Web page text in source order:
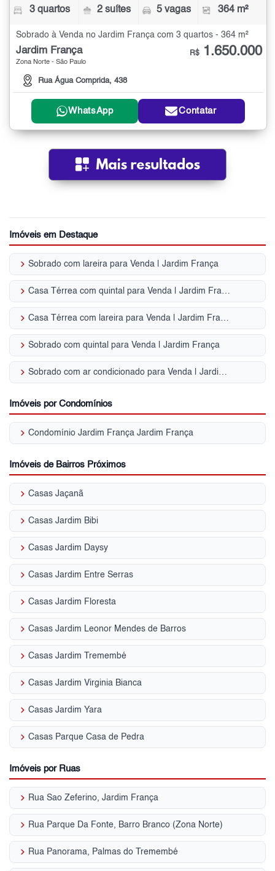
3 quartos 2 suítes 5 vagas 364 m²
Sobrado à Venda no Jardim França com 3 quartos - 364 m²
Jardim França
Zona Norte - São Paulo
Rua Água Comprida, 438
R$ 1.650.000
WhatsApp Contatar
Imóveis em Destaque
keyboard_arrow_right Sobrado com lareira para Venda | Jardim França
keyboard_arrow_right Casa Térrea com quintal para Venda | Jardim França
keyboard_arrow_right Casa Térrea com lareira para Venda | Jardim França
keyboard_arrow_right Sobrado com quintal para Venda | Jardim França
keyboard_arrow_right Sobrado com ar condicionado para Venda | Jardim França
Imóveis por Condomínios
keyboard_arrow_right Condomínio Jardim França Jardim França
Imóveis de Bairros Próximos
keyboard_arrow_right Casas Jaçanã
keyboard_arrow_right Casas Jardim Bibi
keyboard_arrow_right Casas Jardim Daysy
keyboard_arrow_right Casas Jardim Entre Serras
keyboard_arrow_right Casas Jardim Floresta
keyboard_arrow_right Casas Jardim Leonor Mendes de Barros
keyboard_arrow_right Casas Jardim Tremembé
keyboard_arrow_right Casas Jardim Virginia Bianca
keyboard_arrow_right Casas Jardim Yara
keyboard_arrow_right Casas Parque Casa de Pedra
Imóveis por Ruas
keyboard_arrow_right Rua Sao Zeferino, Jardim França
keyboard_arrow_right Rua Parque Da Fonte, Barro Branco (Zona Norte)
keyboard_arrow_right Rua Panorama, Palmas do Tremembé